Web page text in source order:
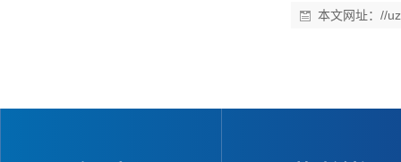
本文网址： //